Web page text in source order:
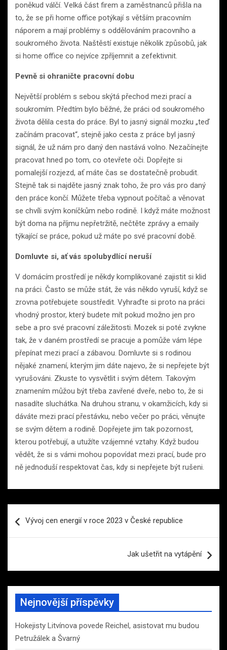
poněkud válčí. Velká část firem a zaměstnanců přišla na
to, že se při home office potýkají s větším pracovním
náporem a mají problémy s oddělováním pracovního a
soukromého života. Naštěstí existuje několik způsobů, jak
si home office co nejvíce zpříjemnit a zefektivnit.
Pevně si ohraničte pracovní dobu
Největší problém s sebou skýtá přechod mezi prací a
soukromím. Předtím bylo běžné, že práci od soukromého
života dělila cesta do práce. Byl to jasný signál mozku „teď
začínám pracovat“, stejně jako cesta z práce byl jasný
signál, že už nám pro daný den nastává volno. Nezačínejte
pracovat hned po tom, co otevřete oči. Dopřejte si
pomalejší rozjezd, ať máte čas se dostatečně probudit.
Stejně tak si najděte jasný znak toho, že pro vás pro daný
den práce končí. Můžete třeba vypnout počítač a věnovat
se chvíli svým koníčkům nebo rodině. I když máte možnost
být doma na příjmu nepřetržitě, nečtěte zprávy a emaily
týkající se práce, pokud už máte po své pracovní době.
Domluvte si, ať vás spolubydlící neruší
V domácím prostředí je někdy komplikované zajistit si klid
na práci. Často se může stát, že vás někdo vyruší, když se
zrovna potřebujete soustředit. Vyhraďte si proto na práci
vhodný prostor, který budete mít pokud možno jen pro
sebe a pro své pracovní záležitosti. Mozek si poté zvykne
tak, že v daném prostředí se pracuje a pomůže vám lépe
přepínat mezi prací a zábavou. Domluvte si s rodinou
nějaké znamení, kterým jim dáte najevo, že si nepřejete být
vyrušováni. Zkuste to vysvětlit i svým dětem. Takovým
znamením můžou být třeba zavřené dveře, nebo to, že si
nasadíte sluchátka. Na druhou stranu, v okamžicích, kdy si
dáváte mezi prací přestávku, nebo večer po práci, věnujte
se svým dětem a rodině. Dopřejete jim tak pozornost,
kterou potřebují, a utužíte vzájemné vztahy. Když budou
vědět, že si s vámi mohou popovídat mezi prací, bude pro
ně jednoduší respektovat čas, kdy si nepřejete být rušeni.
pro
Vývoj cen energií v roce 2023 v České republice
Jak ušetřit na vytápění
Nejnovější příspěvky
Hokejisty Litvínova povede Reichel, asistovat mu budou
Petružálek a Švarný